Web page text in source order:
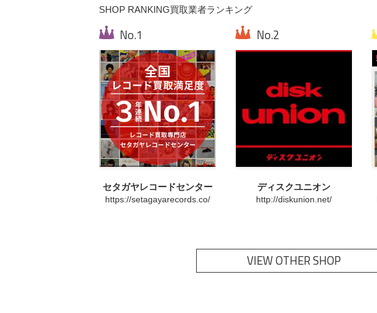
SHOP RANKING買取業者ランキング
セタガヤレコードセンター
https://setagayarecords.co/
ディスクユニオン
http://diskunion.net/
VIEW OTHER SHOP